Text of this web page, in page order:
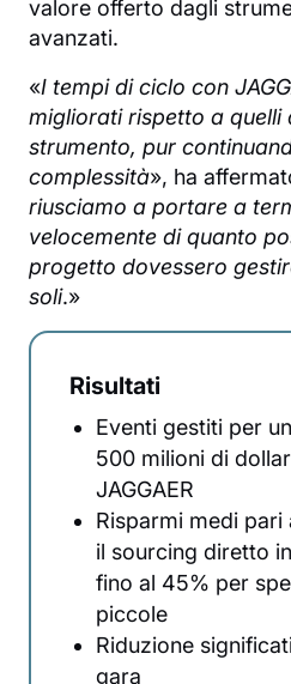
valore offerto dagli
avanzati.
«I tempi di ciclo con
migliorati rispetto a quelli
strumento, pur
complessità», ha
riusciamo a portare a
velocemente di quanto
progetto dovessero
soli.»
Risultati
Eventi gestiti per
500 milioni di
JAGGAER
Risparmi medi pari
il sourcing diretto
fino al 45% per
piccole
Riduzione
gara